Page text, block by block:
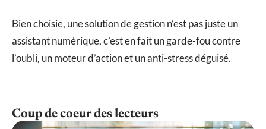
Bien choisie, une solution de gestion n’est pas juste un
assistant numérique, c’est en fait un garde-fou contre
l’oubli, un moteur d’action et un anti-stress déguisé.
Coup de coeur des lecteurs